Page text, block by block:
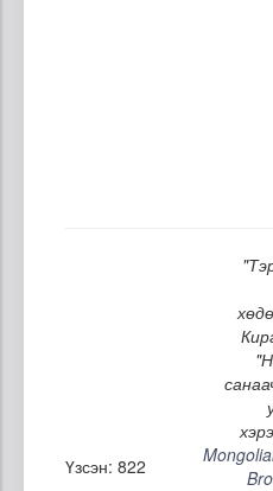
Үзсэн: 822